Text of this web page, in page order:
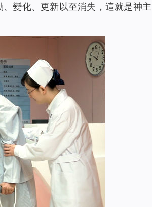
變化、更新以至消失，這就是神主